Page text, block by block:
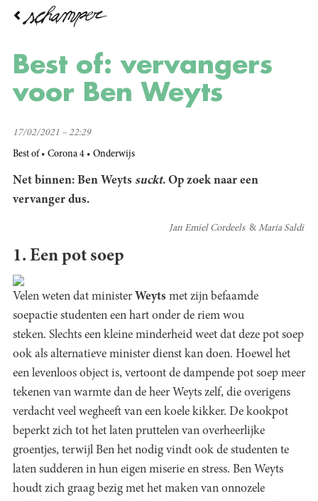
Overslaan
inhoud
Best of: vervangers
voor Ben Weyts
17/02/2021 – 22:29
Best of Corona 4 Onderwijs
Net binnen: Ben Weyts suckt. Op zoek naar een
vervanger dus.
Jan Emiel Cordeels Maria Saldi
1. Een pot soep
Velen weten dat minister Weyts met zijn befaamde
soepactie studenten een hart onder de riem wou
steken. Slechts een kleine minderheid weet dat deze pot soep
ook als alternatieve minister dienst kan doen. Hoewel het
een levenloos object is, vertoont de dampende pot soep meer
tekenen van warmte dan de heer Weyts zelf, die overigens
verdacht veel wegheeft van een koele kikker. De kookpot
beperkt zich tot het laten pruttelen van overheerlijke
groentjes, terwijl Ben het nodig vindt ook de studenten te
laten sudderen in hun eigen miserie en stress. Ben Weyts
houdt zich graag bezig met het maken van onnozele